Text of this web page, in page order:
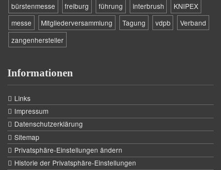
bürstenmesse freiburg führung interbrush
KNIPEX
messe
Mitgliederversammlung Tagung vdpb
Verband
zangenhersteller
Informationen
Links
Impressum
Datenschutzerklärung
Sitemap
Privatsphäre-Einstellungen ändern
Historie der Privatsphäre-Einstellungen